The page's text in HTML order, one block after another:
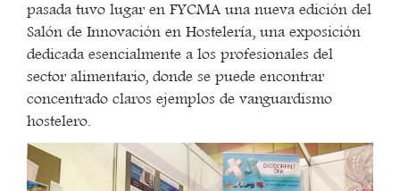
pasada tuvo lugar en FYCMA una nueva edición del
Salón de Innovación en Hostelería, una exposición
dedicada esencialmente a los profesionales del
sector alimentario, donde se puede encontrar
concentrado claros ejemplos de vanguardismo
hostelero.